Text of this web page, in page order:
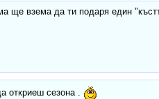
ще взема да ти подаря един
откриеш сезона .